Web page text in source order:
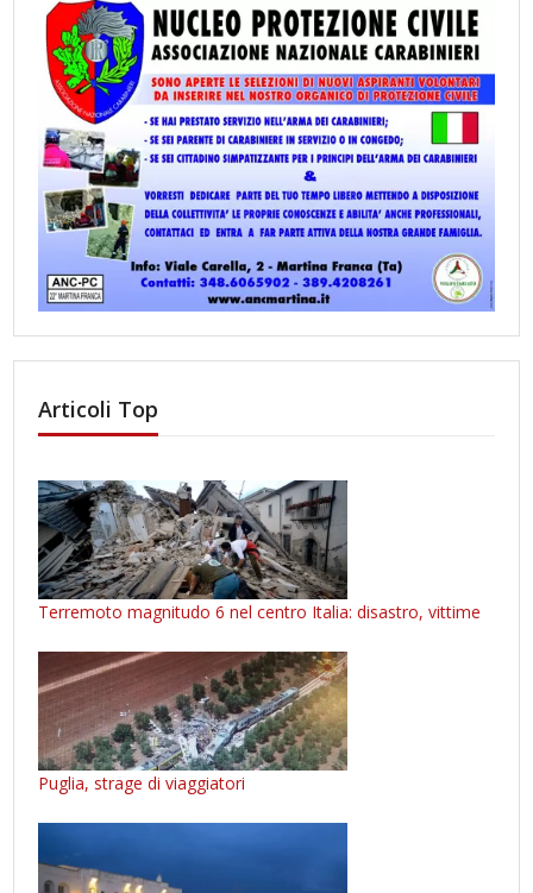
Articoli Top
Terremoto magnitudo 6 nel centro Italia: disastro, vittime
Puglia, strage di viaggiatori